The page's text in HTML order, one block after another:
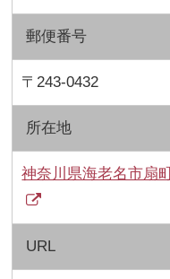
郵便番号
〒243-0432
所在地
神奈川県海老名市扇
URL